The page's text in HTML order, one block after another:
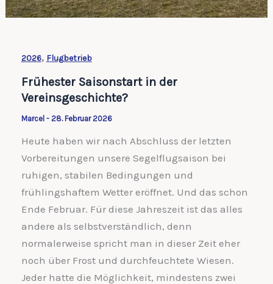
2026, Flugbetrieb
Frühester Saisonstart in der
Vereinsgeschichte?
Marcel - 28. Februar 2026
Heute haben wir nach Abschluss der letzten
Vorbereitungen unsere Segelflugsaison bei
ruhigen, stabilen Bedingungen und
frühlingshaftem Wetter eröffnet. Und das schon
Ende Februar. Für diese Jahreszeit ist das alles
andere als selbstverständlich, denn
normalerweise spricht man in dieser Zeit eher
noch über Frost und durchfeuchtete Wiesen.
Jeder hatte die Möglichkeit, mindestens zwei